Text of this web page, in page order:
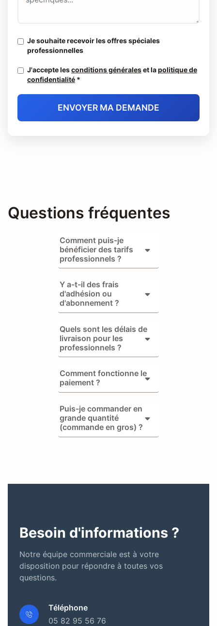
Je souhaite recevoir les offres spéciales
professionnelles
J'accepte lesconditions généraleset lapolitique de
confidentialité *
ENVOYER MA DEMANDE
Questions fréquentes
Comment puis-je
bénéficier des tarifs
professionnels ?
Y a-t-il des frais
d'adhésion ou
d'abonnement ?
Quels sont les délais de
livraison pour les
professionnels ?
Comment fonctionne le
paiement ?
Puis-je commander en
grande quantité
(commande en gros) ?
Besoin d'informations ?
Notre équipe commerciale est à votre
disposition pour répondre à toutes vos
questions.
Téléphone
05 82 95 56 76